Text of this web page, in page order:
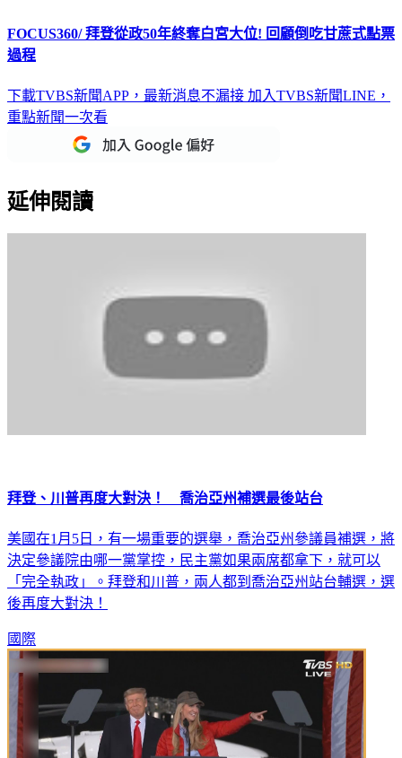
FOCUS360/ 拜登從政50年終奪白宮大位! 回顧倒吃甘蔗式點票
過程
下載TVBS新聞APP，最新消息不漏接 加入TVBS新聞LINE，
重點新聞一次看
延伸閱讀
拜登、川普再度大對決！ 喬治亞州補選最後站台
美國在1月5日，有一場重要的選舉，喬治亞州參議員補選，將
決定參議院由哪一黨掌控，民主黨如果兩席都拿下，就可以
「完全執政」。拜登和川普，兩人都到喬治亞州站台輔選，選
後再度大對決！
國際